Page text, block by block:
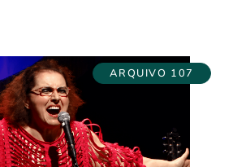
ARQUIVO 107